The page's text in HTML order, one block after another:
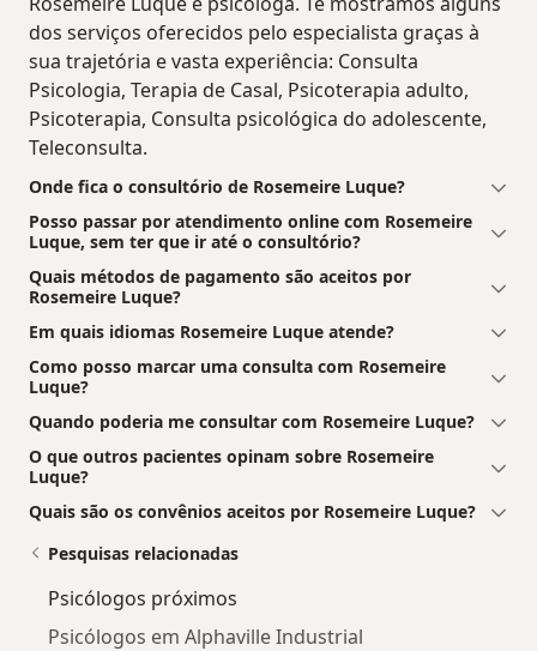
dos serviços oferecidos pelo especialista graças à
sua trajetória e vasta experiência: Consulta
Psicologia, Terapia de Casal, Psicoterapia adulto,
Psicoterapia, Consulta psicológica do adolescente,
Teleconsulta.
Onde fica o consultório de Rosemeire Luque?
Posso passar por atendimento online com Rosemeire
Luque, sem ter que ir até o consultório?
Quais métodos de pagamento são aceitos por
Rosemeire Luque?
Em quais idiomas Rosemeire Luque atende?
Como posso marcar uma consulta com Rosemeire
Luque?
Quando poderia me consultar com Rosemeire Luque?
O que outros pacientes opinam sobre Rosemeire
Luque?
Quais são os convênios aceitos por Rosemeire Luque?
Pesquisas relacionadas
Psicólogos próximos
Psicólogos em Alphaville Industrial